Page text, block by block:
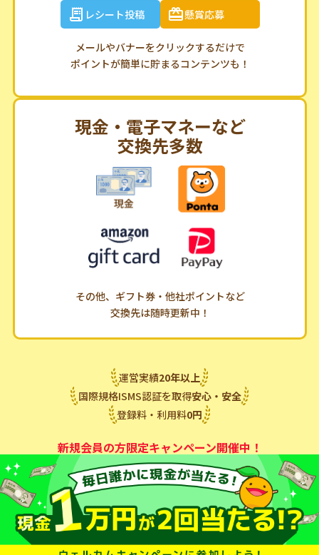
レシート投稿
懸賞応募
メールやバナーをクリックするだけで
ポイントが簡単に貯まるコンテンツも！
現金・電子マネーなど
交換先多数
その他、ギフト券・他社ポイントなど
交換先は随時更新中！
運営実績20年以上
国際規格ISMS認証を取得安心・安全
登録料・利用料0円
新規会員の方限定キャンペーン開催中！